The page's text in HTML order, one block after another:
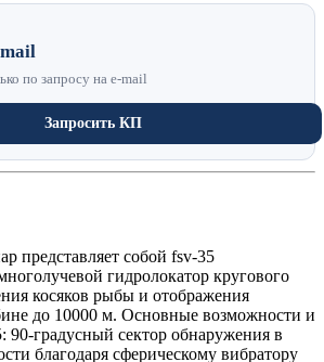
по запросу на e-mail
Запросить КП
представляет собой fsv-35
гидролокатор кругового
косяков рыбы и отображения
до 10000 м. Основные возможности и
90-градусный сектор обнаружения в
благодаря сферическому вибратору